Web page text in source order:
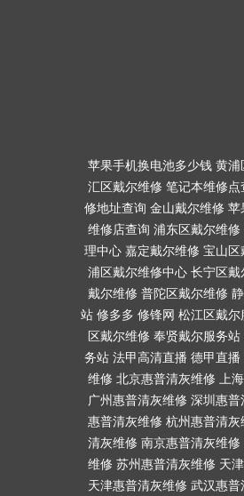
苹果手机换电池多少钱 黄浦
汇区戴尔维修 笔记本维修点
修地址查询 金山戴尔维修 苹
维修店查询 浦东区戴尔维修
理中心 嘉定戴尔维修 宝山区
浦区戴尔维修中心 长宁区戴
戴尔维修 普陀区戴尔维修
站 修多多 修锋网 松江区戴
区戴尔维修 奉贤戴尔服务站
务站 法甲高清直播 德甲直播
维修 北京惠普清灰维修 上
广州惠普清灰维修 深圳惠普
惠普清灰维修 杭州惠普清灰
清灰维修 南京惠普清灰维修
维修 苏州惠普清灰维修 天
天津惠普清灰维修 武汉惠普